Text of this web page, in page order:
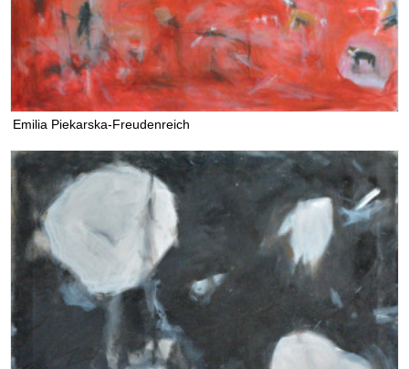
Emilia Piekarska-Freudenreich